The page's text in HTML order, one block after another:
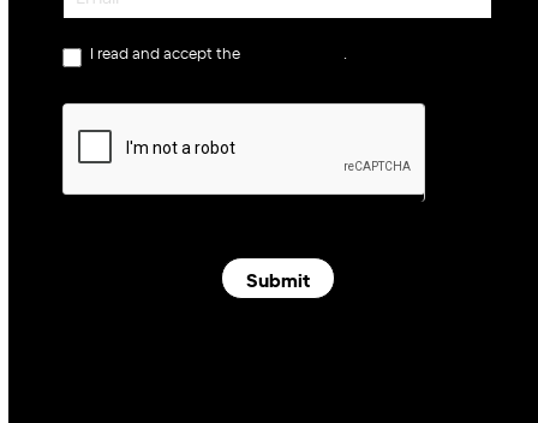
I read and accept the
Submit